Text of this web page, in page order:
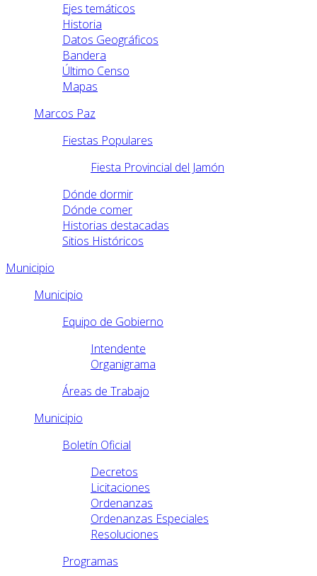
Ejes temáticos
Historia
Datos Geográficos
Bandera
Último Censo
Mapas
Marcos Paz
Fiestas Populares
Fiesta Provincial del Jamón
Dónde dormir
Dónde comer
Historias destacadas
Sitios Históricos
Municipio
Municipio
Equipo de Gobierno
Intendente
Organigrama
Áreas de Trabajo
Municipio
Boletín Oficial
Decretos
Licitaciones
Ordenanzas
Ordenanzas Especiales
Resoluciones
Programas